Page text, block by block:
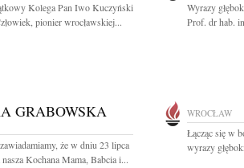
Kolega Pan Iwo Kuczyński
pionier wrocławskiej...
Wyrazy
Prof. dr hab.
GRABOWSKA
że w dniu 23 lipca
Kochana Mama, Babcia i...
WROCŁAW
Łącząc się w
wyrazy